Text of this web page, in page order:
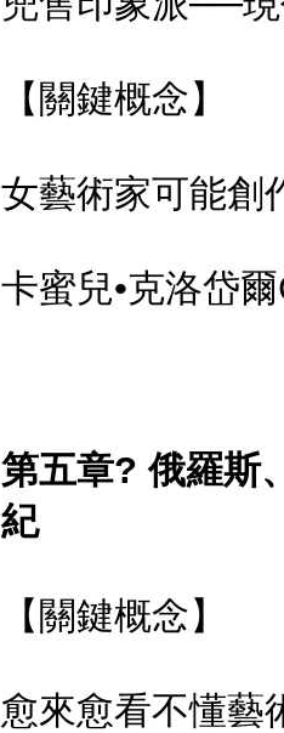
【關鍵概念】
女藝術家可能創
卡蜜兒•克洛岱
第五章? 俄羅斯
紀
【關鍵概念】
愈來愈看不懂藝